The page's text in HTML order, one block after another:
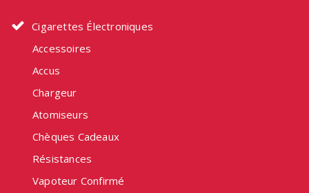
page
Cigarettes Électroniques
Accessoires
Accus
Chargeur
Atomiseurs
Chèques Cadeaux
Résistances
Vapoteur Confirmé